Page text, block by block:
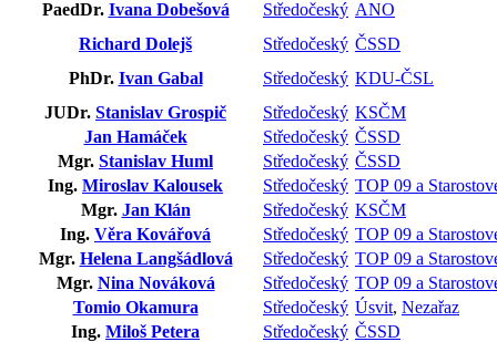
PaedDr. Ivana Dobešová Středočeský ANO
Richard Dolejš
Středočeský ČSSD
PhDr. Ivan Gabal Středočeský KDU-ČSL
JUDr. Stanislav Grospič Středočeský KSČM
Jan Hamáček
Středočeský ČSSD
Mgr. Stanislav Huml Středočeský ČSSD
Ing. Miroslav Kalousek Středočeský TOP 09 a
Mgr. Jan Klán Středočeský KSČM
Ing. Věra Kovářová Středočeský TOP 09 a
Mgr. Helena Langšádlová Středočeský TOP 09 a
Mgr. Nina Nováková Středočeský TOP 09 a
Tomio Okamura
Středočeský Úsvit, Nezařaz
Ing. Miloš Petera Středočeský ČSSD